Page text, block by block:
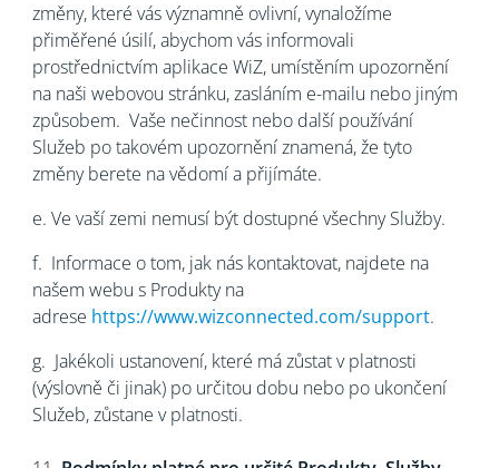
změny, které vás významně ovlivní, vynaložíme
přiměřené úsilí, abychom vás informovali
prostřednictvím aplikace WiZ, umístěním upozornění
na naši webovou stránku, zasláním e-mailu nebo jiným
způsobem. Vaše nečinnost nebo další používání
Služeb po takovém upozornění znamená, že tyto
změny berete na vědomí a přijímáte.
e. Ve vaší zemi nemusí být dostupné všechny Služby.
f. Informace o tom, jak nás kontaktovat, najdete na
našem webu s Produkty na
adrese https://www.wizconnected.com/support.
g. Jakékoli ustanovení, které má zůstat v platnosti
(výslovně či jinak) po určitou dobu nebo po ukončení
Služeb, zůstane v platnosti.